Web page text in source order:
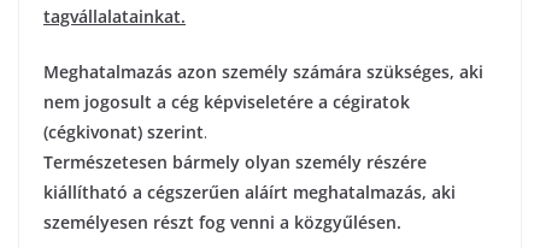
tagvállalatainkat.
Meghatalmazás azon személy számára szükséges, aki
nem jogosult a cég képviseletére a cégiratok
(cégkivonat) szerint.
Természetesen bármely olyan személy részére
kiállítható a cégszerűen aláírt meghatalmazás, aki
személyesen részt fog venni a közgyűlésen.